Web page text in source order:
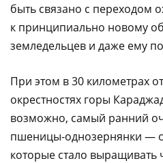
быть связано с переходом
к принципиально новому
земледельцев и даже ему
При этом в 30 километрах
окрестностях горы
возможно, самый ранний
пшеницы-однозернянки —
которые стало выращивать